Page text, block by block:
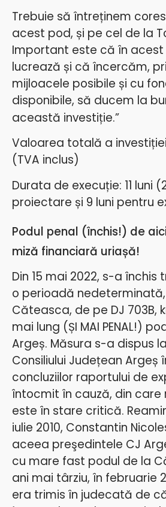
Trebuie să întreținem
acest pod, și pe cel de la
Important este că în
lucrează și că încercăm,
mijloacele posibile și cu
disponibile, să ducem la
această investiție.”
Valoarea totală a investiției:
(TVA inclus)
Durata de execuție: 11 luni
proiectare și 9 luni pentru
Podul penal (închis!) de
miză financiară uriașă!
Din 15 mai 2022, s-a închis
o perioadă
Căteasca, de pe DJ 703B,
mai lung (ȘI MAI PENAL!)
Argeș. Măsura s-a dispus
Consiliului Județean Argeș
concluziilor raportului de
întocmit în cauză, din care
este în stare critică.
iulie 2010, Constantin
aceea preşedintele CJ
cu mare fast podul de la
ani mai târziu, în februarie
era trimis în judecată de